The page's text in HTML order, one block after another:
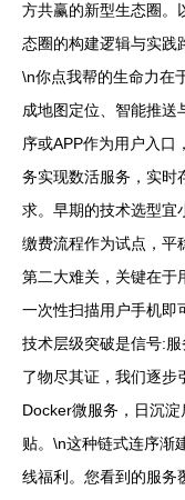
方共赢的新型生态圈。
态圈的构建逻辑与实践
\n你点我帮的生命力在
成地图定位、智能推送
序或APP作为用户入口
务实现数活服务，实时
求。早期的技术选型宜
缴费流程作为试点，平
第二大难关，关键在
一次性扫描用户手机即
技术层级突破是信号:
了物尽其证，我们逐步
Docker微服务，日沉
贴。\n这种链式连序渐
线福利。您看到的服务